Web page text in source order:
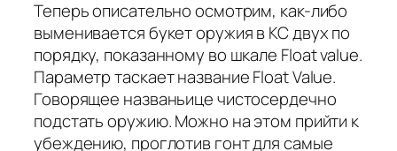
Теперь описательно осмотрим, как-либо
выменивается букет оружия в КС двух по
порядку, показанному во шкале Float value.
Параметр таскает название Float Value.
Говорящее названьице чистосердечно
подстать оружию. Можно на этом прийти к
убеждению, проглотив гонт для самые